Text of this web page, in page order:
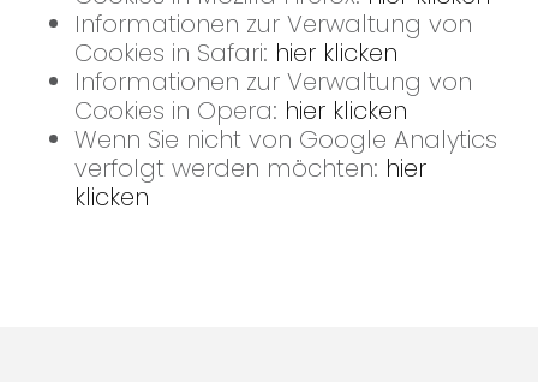
Informationen zur Verwaltung von
Cookies in Safari: hier klicken
Informationen zur Verwaltung von
Cookies in Opera: hier klicken
Wenn Sie nicht von Google Analytics
verfolgt werden möchten: hier
klicken